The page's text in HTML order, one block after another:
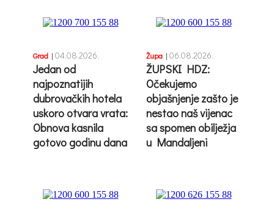
Grad | 04.08.2026.
Jedan od
najpoznatijih
dubrovačkih hotela
uskoro otvara vrata:
Obnova kasnila
gotovo godinu dana
Župa | 06.08.2026.
ŽUPSKI HDZ:
Očekujemo
objašnjenje zašto je
nestao naš vijenac
sa spomen obilježja
u Mandaljeni